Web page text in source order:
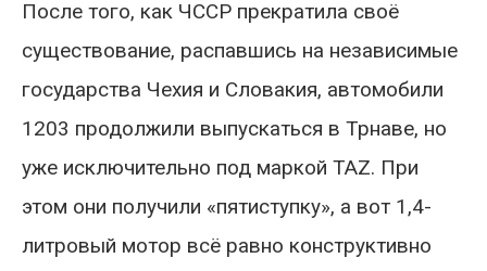
После того, как ЧССР прекратила своё
существование, распавшись на независимые
государства Чехия и Словакия, автомобили
1203 продолжили выпускаться в Трнаве, но
уже исключительно под маркой TAZ. При
этом они получили «пятиступку», а вот 1,4-
литровый мотор всё равно конструктивно